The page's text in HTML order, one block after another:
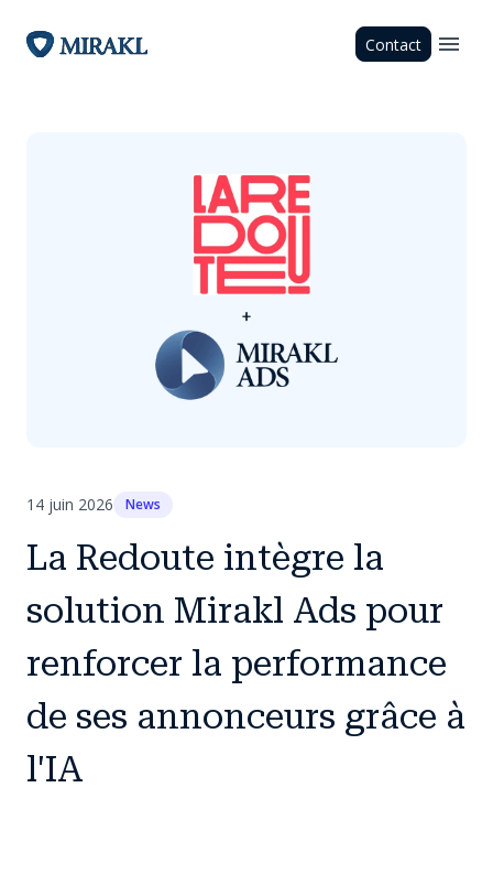
Contact
14 juin 2026 News
La Redoute intègre la
solution Mirakl Ads pour
renforcer la performance
de ses annonceurs grâce à
l'IA